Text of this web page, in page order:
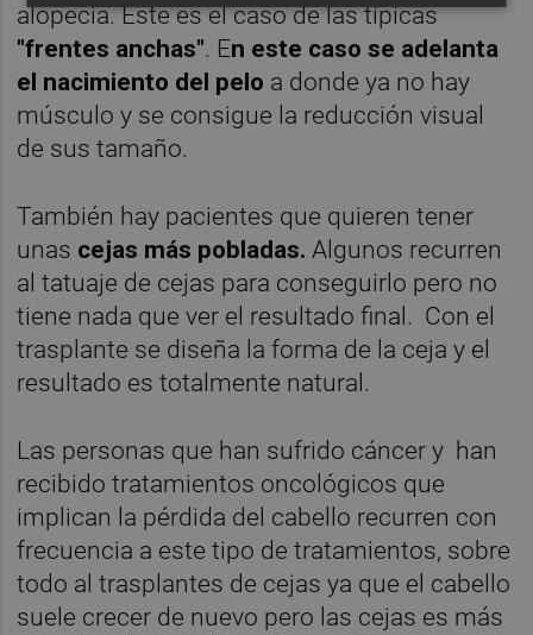
alopecia. Este es el caso de las típicas
"frentes anchas". En este caso se adelanta
el nacimiento del pelo a donde ya no hay
músculo y se consigue la reducción visual
de sus tamaño.
También hay pacientes que quieren tener
unas cejas más pobladas. Algunos recurren
al tatuaje de cejas para conseguirlo pero no
tiene nada que ver el resultado final. Con el
trasplante se diseña la forma de la ceja y el
resultado es totalmente natural.
Las personas que han sufrido cáncer y han
recibido tratamientos oncológicos que
implican la pérdida del cabello recurren con
frecuencia a este tipo de tratamientos, sobre
todo al trasplantes de cejas ya que el cabello
suele crecer de nuevo pero las cejas es más